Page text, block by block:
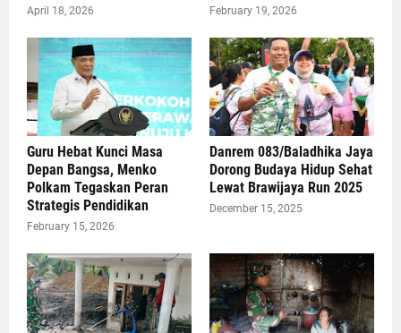
April 18, 2026 February 19, 2026
Guru Hebat Kunci Masa
Depan Bangsa, Menko
Polkam Tegaskan Peran
Strategis Pendidikan
February 15, 2026
Danrem 083/Baladhika Jaya
Dorong Budaya Hidup Sehat
Lewat Brawijaya Run 2025
December 15, 2025